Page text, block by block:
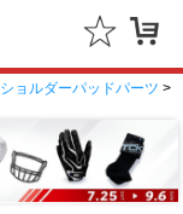
ショルダーパッドパーツ >